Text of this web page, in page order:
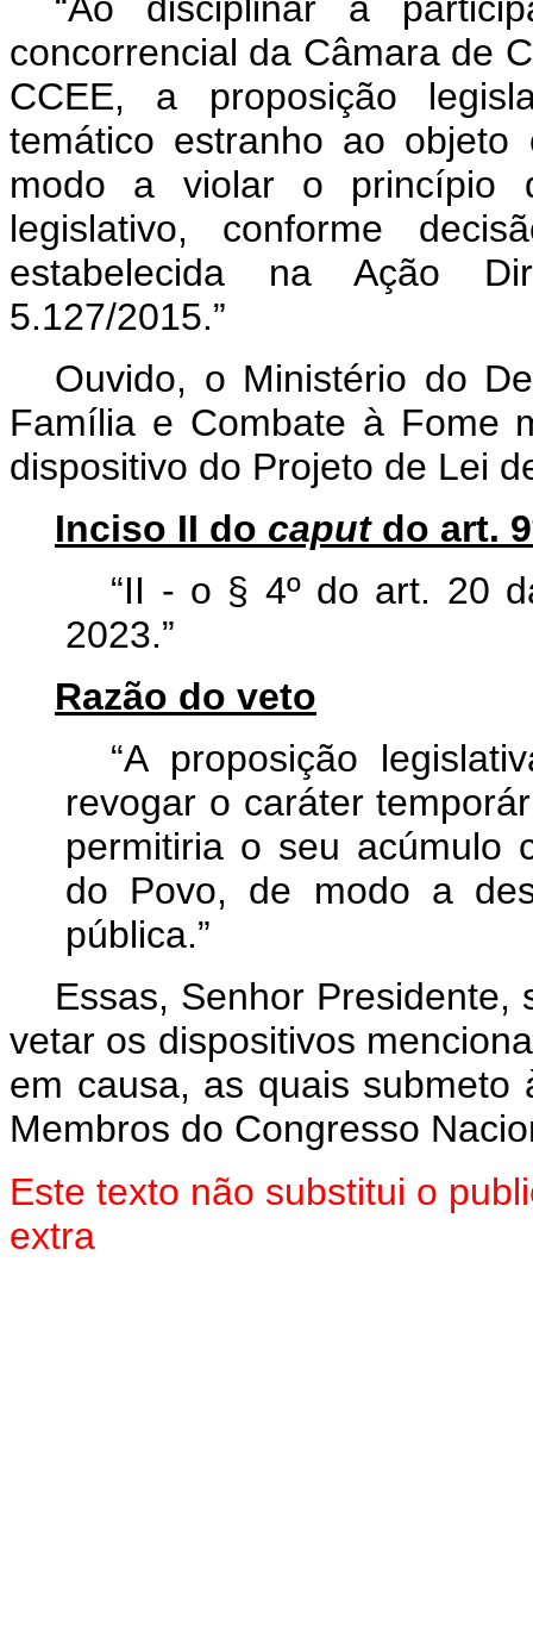
concorrencial da Câmara de
CCEE, a proposição
temático estranho ao
modo a violar o princípio
legislativo, conforme
estabelecida na Ação
5.127/2015.”
Ouvido, o Ministério do
Família e Combate à Fome
dispositivo do Projeto de Lei
Inciso II do caputdo art.
“II - o § 4º do art. 20
2023.”
Razão do veto
“A proposição
revogar o caráter
permitiria o seu acúmulo
do Povo, de modo a
pública.”
Essas, Senhor
vetar os dispositivos
em causa, as quais submeto
Membros do Congresso
Este texto não substitui o
extra